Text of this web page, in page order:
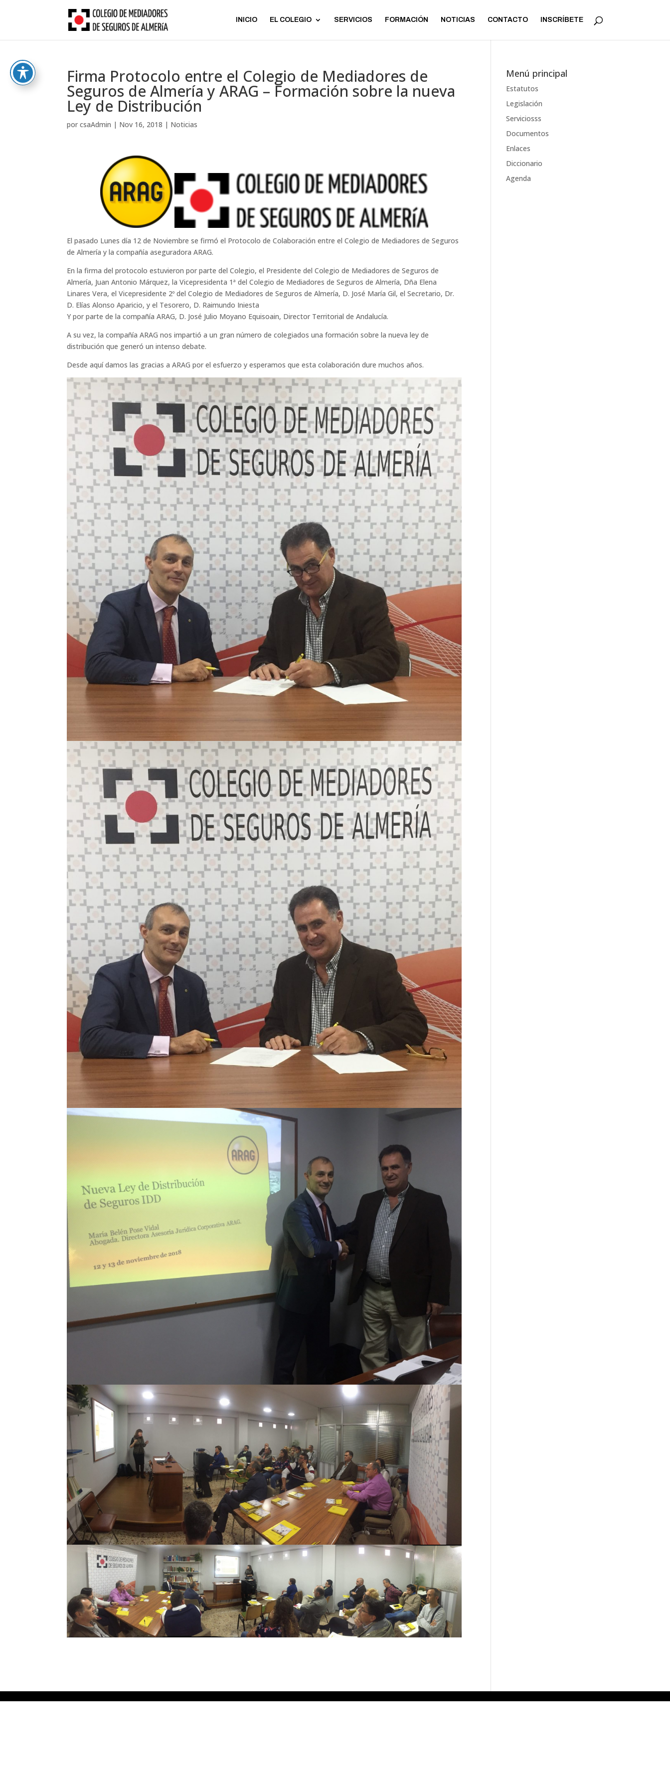
INICIO EL COLEGIO SERVICIOS FORMACIÓN NOTICIAS CONTACTO INSCRÍBETE
Firma Protocolo entre el Colegio de Mediadores de
Seguros de Almería y ARAG – Formación sobre la nueva
Ley de Distribución
porcsaAdmin | Nov 16, 2018 | Noticias
El pasado Lunes día 12 de Noviembre se firmó el Protocolo de Colaboración entre el Colegio de Mediadores de Seguros
de Almería y la compañía aseguradora ARAG.
En la firma del protocolo estuvieron por parte del Colegio, el Presidente del Colegio de Mediadores de Seguros de
Almería, Juan Antonio Márquez, la Vicepresidenta 1ª del Colegio de Mediadores de Seguros de Almería, Dña Elena
Linares Vera, el Vicepresidente 2º del Colegio de Mediadores de Seguros de Almería, D. José María Gil, el Secretario, Dr.
D. Elías Alonso Aparicio, y el Tesorero, D. Raimundo Iniesta
Y por parte de la compañía ARAG, D. José Julio Moyano Equisoain, Director Territorial de Andalucía.
A su vez, la compañía ARAG nos impartió a un gran número de colegiados una formación sobre la nueva ley de
distribución que generó un intenso debate.
Desde aquí damos las gracias a ARAG por el esfuerzo y esperamos que esta colaboración dure muchos años.
Menú principal
Estatutos
Legislación
Serviciosss
Documentos
Enlaces
Diccionario
Agenda